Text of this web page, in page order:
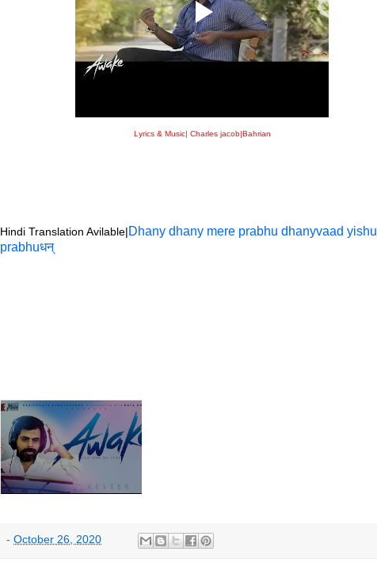
Lyrics & Music| Charles jacob|Bahrian
Hindi Translation Avilable|Dhany dhany mere prabhu dhanyvaad yishu
prabhuधन्
- October 26, 2020